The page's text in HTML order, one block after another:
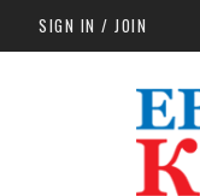
Skip to main content
SIGN IN / JOIN